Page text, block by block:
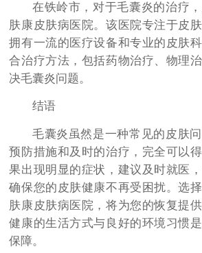
在铁岭市，对于毛囊炎的治疗
肤康皮肤病医院。该医院专注于皮
拥有一流的医疗设备和专业的皮肤
合治疗方法，包括药物治疗、物理
决毛囊炎问题。
结语
毛囊炎虽然是一种常见的皮肤
预防措施和及时的治疗，完全可以
果出现明显的症状，建议及时就医
确保您的皮肤健康不再受困扰。选
肤康皮肤病医院，将为您的恢复提
健康的生活方式与良好的环境习惯
保障。